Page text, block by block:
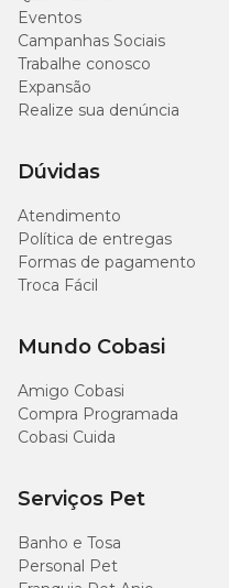
Eventos
Campanhas Sociais
Trabalhe conosco
Expansão
Realize sua denúncia
Dúvidas
Atendimento
Política de entregas
Formas de pagamento
Troca Fácil
Mundo Cobasi
Amigo Cobasi
Compra Programada
Cobasi Cuida
Serviços Pet
Banho e Tosa
Personal Pet